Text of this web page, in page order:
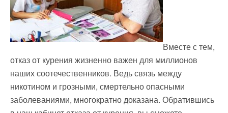
Вместе с тем,
отказ от курения жизненно важен для миллионов
наших соотечественников. Ведь связь между
никотином и грозными, смертельно опасными
заболеваниями, многократно доказана. Обратившись